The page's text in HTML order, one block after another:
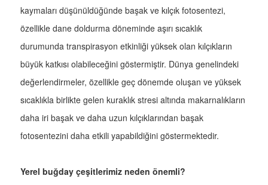
kaymaları düşünüldüğünde başak ve kılçık fotosentezi,
özellikle dane doldurma döneminde aşırı sıcaklık
durumunda transpirasyon etkinliği yüksek olan kılçıkların
büyük katkısı olabileceğini göstermiştir. Dünya genelindeki
değerlendirmeler, özellikle geç dönemde oluşan ve yüksek
sıcaklıkla birlikte gelen kuraklık stresi altında makarnalıkların
daha iri başak ve daha uzun kılçıklarından başak
fotosentezini daha etkili yapabildiğini göstermektedir.
Yerel buğday çeşitlerimiz neden önemli?